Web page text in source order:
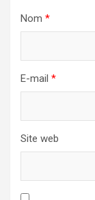
Nom *
E-mail *
Site web